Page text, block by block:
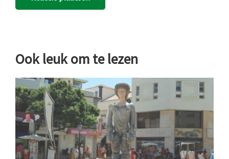
Ook leuk om te lezen